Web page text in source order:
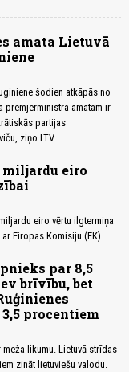
amata Lietuvā
šodien atkāpās no
premjerministra amatam ir
partijas
ziņo LTV.
miljardu eiro
eiro vērtu ilgtermiņa
Eiropas Komisiju (EK).
par 8,5
brīvību, bet
procentiem
likumu. Lietuvā strīdas
zināt lietuviešu valodu.